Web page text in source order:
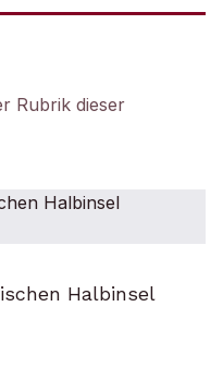
Rubrik dieser
Halbinsel